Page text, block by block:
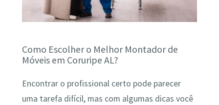
Como Escolher o Melhor Montador de
Móveis em Coruripe AL?
Encontrar o profissional certo pode parecer
uma tarefa difícil, mas com algumas dicas você